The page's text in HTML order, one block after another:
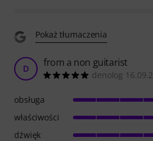
Pokaż tłumaczenia
D from a non guitarist
denolog
obsługa
właściwości
dźwięk